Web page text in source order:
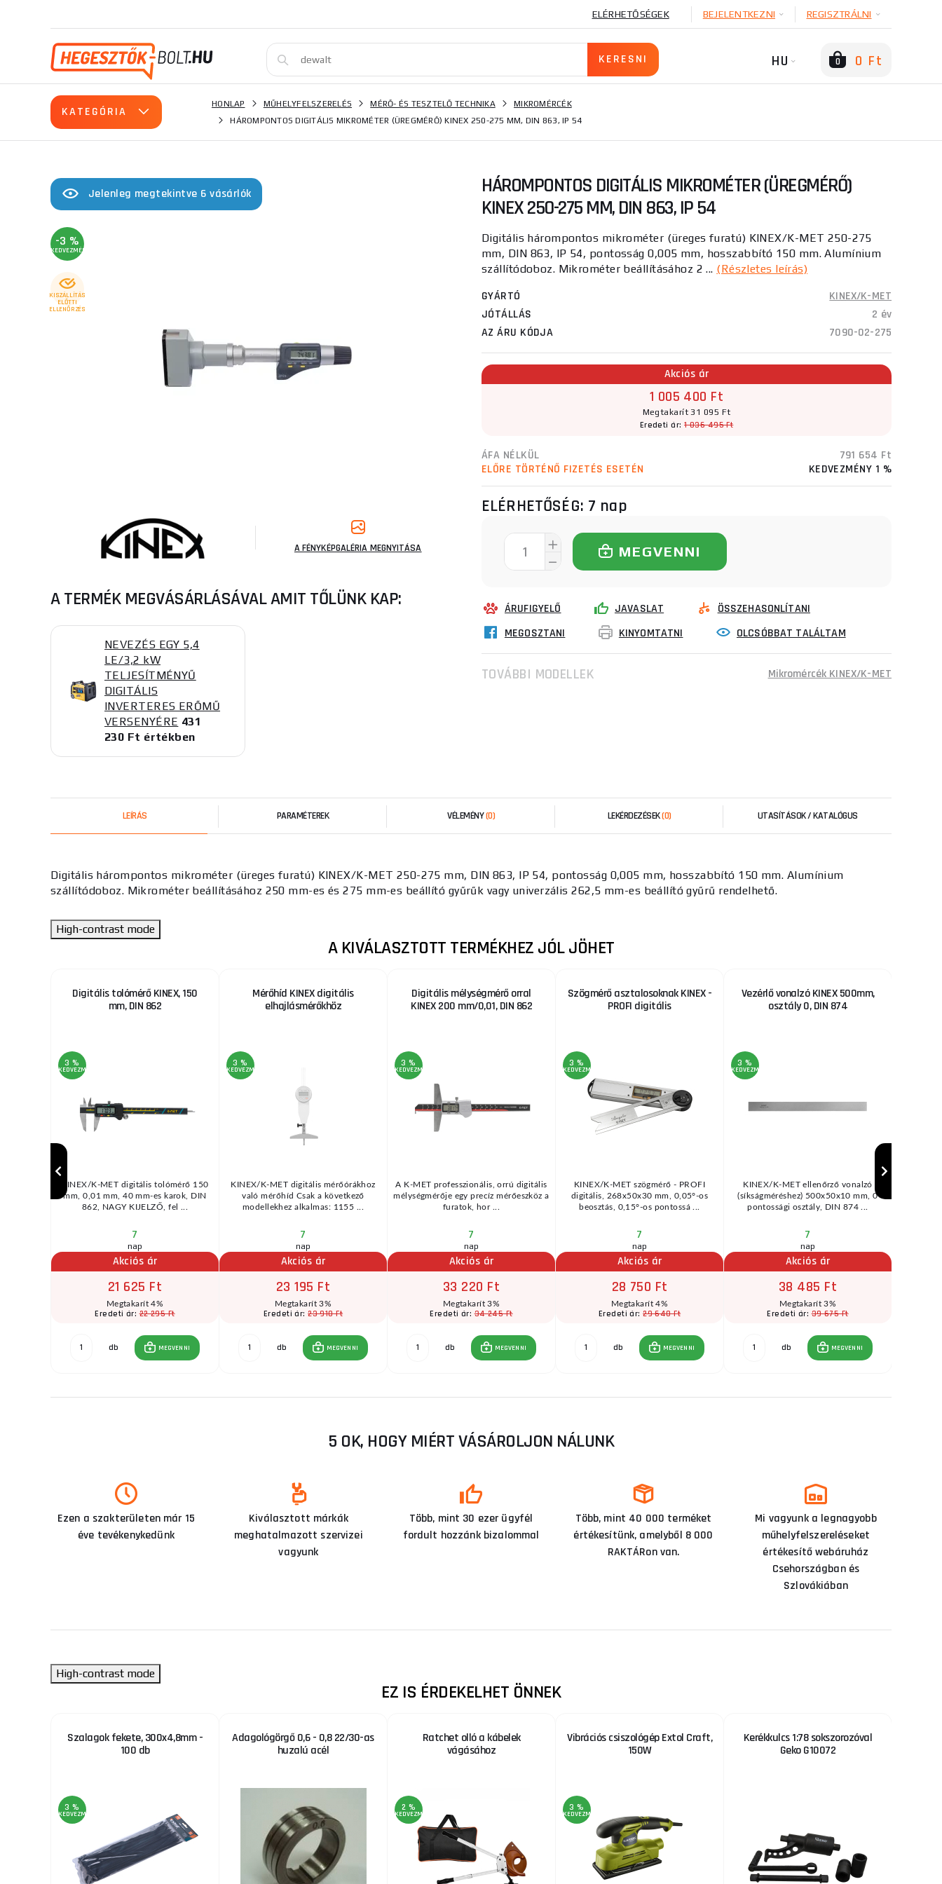
ELÉRHETŐSÉGEK BEJELENTKEZNI REGISZTRÁLNI
HU 0 0 Ft
KATEGÓRIA
HONLAP MŰHELYFELSZERELÉS MÉRŐ- ÉS TESZTELŐ TECHNIKA
MIKROMÉRCÉK
HÁROMPONTOS DIGITÁLIS MIKROMÉTER (ÜREGMÉRŐ) KINEX 250-275 MM, DIN 863, IP 54
Jelenleg megtekintve 6 vásárlók
-3 %
KEDVEZMÉNY
KISZÁLLÍTÁS
ELŐTTI
ELLENŐRZÉS
A FÉNYKÉPGALÉRIA MEGNYITÁSA
A TERMÉK MEGVÁSÁRLÁSÁVAL AMIT TŐLÜNK KAP:
NEVEZÉS EGY 5,4
LE/3,2 kW
TELJESÍTMÉNYŰ
DIGITÁLIS
INVERTERES ERŐMŰ
VERSENYÉRE 431
230 Ft értékben
HÁROMPONTOS DIGITÁLIS MIKROMÉTER (ÜREGMÉRŐ)
KINEX 250-275 MM, DIN 863, IP 54
Digitális hárompontos mikrométer (üreges furatú) KINEX/K-MET 250-275
mm, DIN 863, IP 54, pontosság 0,005 mm, hosszabbító 150 mm. Alumínium
szállítódoboz. Mikrométer beállításához 2 ... (Részletes leírás)
GYÁRTÓ
KINEX/K-MET
JÓTÁLLÁS
2 év
AZ ÁRU KÓDJA
7090-02-275
Akciós ár
1 005 400 Ft
Megtakarít 31 095 Ft
Eredeti ár: 1 036 495 Ft
ÁFA NÉLKÜL
791 654 Ft
ELŐRE TÖRTÉNŐ FIZETÉS ESETÉN
KEDVEZMÉNY 1 %
ELÉRHETŐSÉG: 7 nap
MEGVENNI
ÁRUFIGYELŐ JAVASLAT
ÖSSZEHASONLÍTANI
MEGOSZTANI
KINYOMTATNI OLCSÓBBAT TALÁLTAM
TOVÁBBI MODELLEK Mikromércék KINEX/K-MET
LEÍRÁS PARAMÉTEREK VÉLEMÉNY(0) LEKÉRDEZÉSEK(0) UTASÍTÁSOK / KATALÓGUS
Digitális hárompontos mikrométer (üreges furatú) KINEX/K-MET 250-275 mm, DIN 863, IP 54, pontosság 0,005 mm, hosszabbító 150 mm. Alumínium
szállítódoboz. Mikrométer beállításához 250 mm-es és 275 mm-es beállító gyűrűk vagy univerzális 262,5 mm-es beállító gyűrű rendelhető.
High-contrast mode
A KIVÁLASZTOTT TERMÉKHEZ JÓL JÖHET
Digitális tolómérő KINEX, 150
mm, DIN 862
3 %
KEDVEZMÉNY
KINEX/K-MET digitális tolómérő 150
mm, 0,01 mm, 40 mm-es karok, DIN
862, NAGY KIJELZŐ, fel ...
7
nap
Akciós ár
21 625 Ft
Megtakarít 4%
Eredeti ár:22 295 Ft
db MEGVENNI
Mérőhíd KINEX digitális
elhajlásmérőkhöz
3 %
KEDVEZMÉNY
KINEX/K-MET digitális mérőórákhoz
való mérőhíd Csak a következő
modellekhez alkalmas: 1155 ...
7
nap
Akciós ár
23 195 Ft
Megtakarít 3%
Eredeti ár:23 910 Ft
db MEGVENNI
Digitális mélységmérő orral
KINEX 200 mm/0,01, DIN 862
3 %
KEDVEZMÉNY
A K-MET professzionális, orrú digitális
mélységmérője egy precíz mérőeszköz a
furatok, hor ...
7
nap
Akciós ár
33 220 Ft
Megtakarít 3%
Eredeti ár:34 245 Ft
db MEGVENNI
Szögmérő asztalosoknak KINEX -
PROFI digitális
3 %
KEDVEZMÉNY
KINEX/K-MET szögmérő - PROFI
digitális, 268x50x30 mm, 0,05°-os
beosztás, 0,15°-os pontossá ...
7
nap
Akciós ár
28 750 Ft
Megtakarít 4%
Eredeti ár:29 640 Ft
db MEGVENNI
Vezérlő vonalzó KINEX 500mm,
osztály 0, DIN 874
3 %
KEDVEZMÉNY
KINEX/K-MET ellenőrző vonalzó
(síkságméréshez) 500x50x10 mm, 0
pontossági osztály, DIN 874 ...
7
nap
Akciós ár
38 485 Ft
Megtakarít 3%
Eredeti ár:39 675 Ft
db MEGVENNI
5 OK, HOGY MIÉRT VÁSÁROLJON NÁLUNK
Ezen a szakterületen már 15
éve tevékenykedünk
Kiválasztott márkák
meghatalmazott szervizei
vagyunk
Több, mint 30 ezer ügyfél
fordult hozzánk bizalommal
Több, mint 40 000 terméket
értékesítünk, amelyből 8 000
RAKTÁRon van.
Mi vagyunk a legnagyobb
műhelyfelszereléseket
értékesítő webáruház
Csehországban és
Szlovákiában
High-contrast mode
EZ IS ÉRDEKELHET ÖNNEK
Szalagok fekete, 300x4,8mm -
100 db
3 %
KEDVEZMÉNY
Adagológörgő 0,6 - 0,8 22/30-as
huzalú acél
Ratchet olló a kábelek
vágásához
2 %
KEDVEZMÉNY
Vibrációs csiszológép Extol Craft,
150W
3 %
KEDVEZMÉNY
Kerékkulcs 1:78 sokszorozóval
Geko G10072